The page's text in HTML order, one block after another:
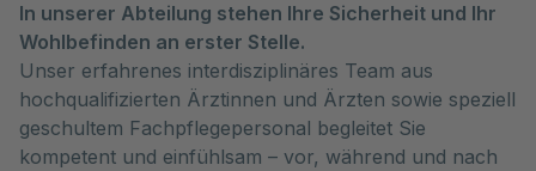
In unserer Abteilung stehen Ihre Sicherheit und Ihr
Wohlbefinden an erster Stelle.
Unser erfahrenes interdisziplinäres Team aus
hochqualifizierten Ärztinnen und Ärzten sowie speziell
geschultem Fachpflegepersonal begleitet Sie
kompetent und einfühlsam – vor, während und nach